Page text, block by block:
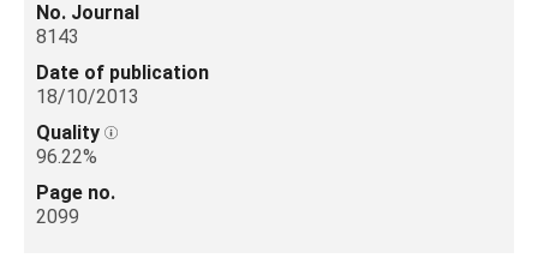
No. Journal
8143
Date of publication
18/10/2013
Quality
96.22%
Page no.
2099